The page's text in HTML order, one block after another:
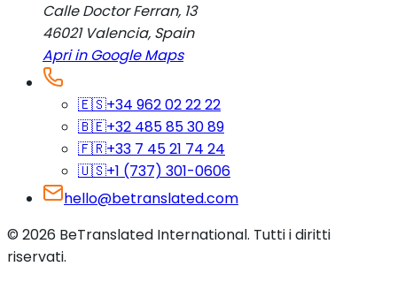
Calle Doctor Ferran, 13
46021 Valencia, Spain
Apri in Google Maps
🇪🇸+34 962 02 22 22
🇧🇪+32 485 85 30 89
🇫🇷+33 7 45 21 74 24
🇺🇸+1 (737) 301-0606
hello@betranslated.com
© 2026 BeTranslated International. Tutti i diritti
riservati.